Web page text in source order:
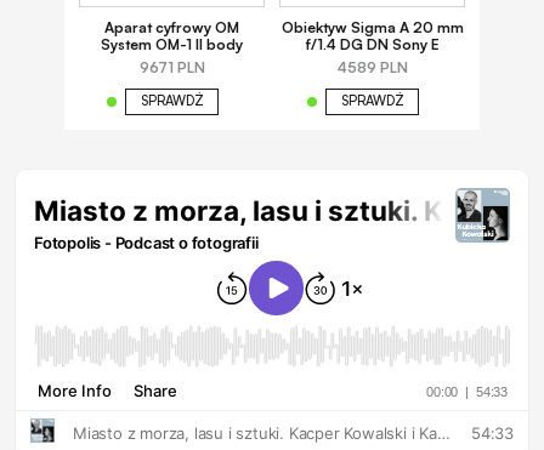
Aparat cyfrowy OM
System OM-1 II body
9671 PLN
SPRAWDŹ
Obiektyw Sigma A 20 mm
f/1.4 DG DN Sony E
4589 PLN
SPRAWDŹ